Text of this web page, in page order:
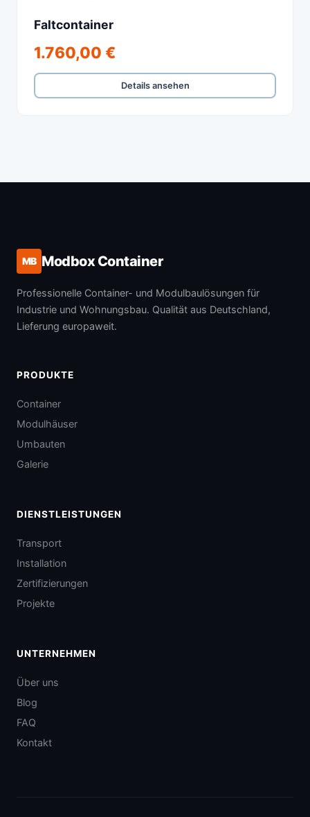
Faltcontainer
1.760,00 €
Details ansehen
MB Modbox Container
Professionelle Container- und Modulbaulösungen für
Industrie und Wohnungsbau. Qualität aus Deutschland,
Lieferung europaweit.
PRODUKTE
Container
Modulhäuser
Umbauten
Galerie
DIENSTLEISTUNGEN
Transport
Installation
Zertifizierungen
Projekte
UNTERNEHMEN
Über uns
Blog
FAQ
Kontakt